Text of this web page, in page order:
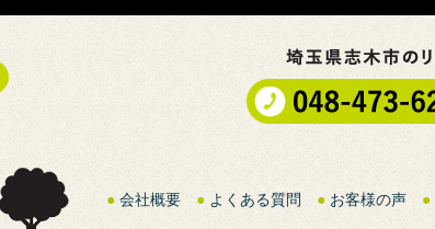
● 会社概要 ● よくある質問 ● お客様の声 ●